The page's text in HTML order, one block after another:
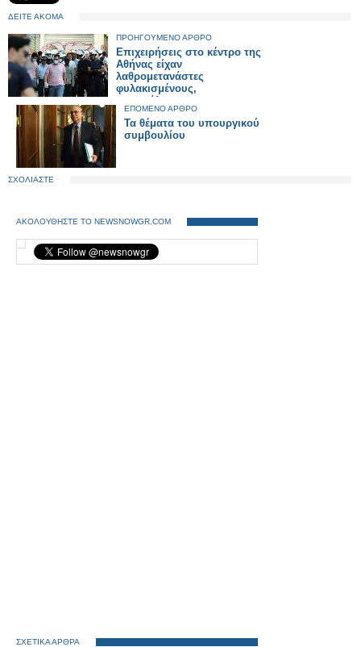
ΔΕΙΤΕ ΑΚΟΜΑ
ΠΡΟΗΓΟΥΜΕΝΟ ΑΡΘΡΟ
Επιχειρήσεις στο κέντρο της
Αθήνας είχαν
λαθρομετανάστες
φυλακισμένους,
ανασφάλιστους και με
κάμερες ασφαλείας!
ΕΠΟΜΕΝΟ ΑΡΘΡΟ
Τα θέματα του υπουργικού
συμβουλίου
ΣΧΟΛΙΑΣΤΕ
ΑΚΟΛΟΥΘΗΣΤΕ ΤΟ NEWSNOWGR.COM
ΣΧΕΤΙΚΑ ΑΡΘΡΑ